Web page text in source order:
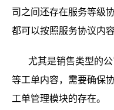
司之间还存在服务等级
都可以按照服务协议内
尤其是销售类型的
等工单内容，需要确保
工单管理模块的存在。